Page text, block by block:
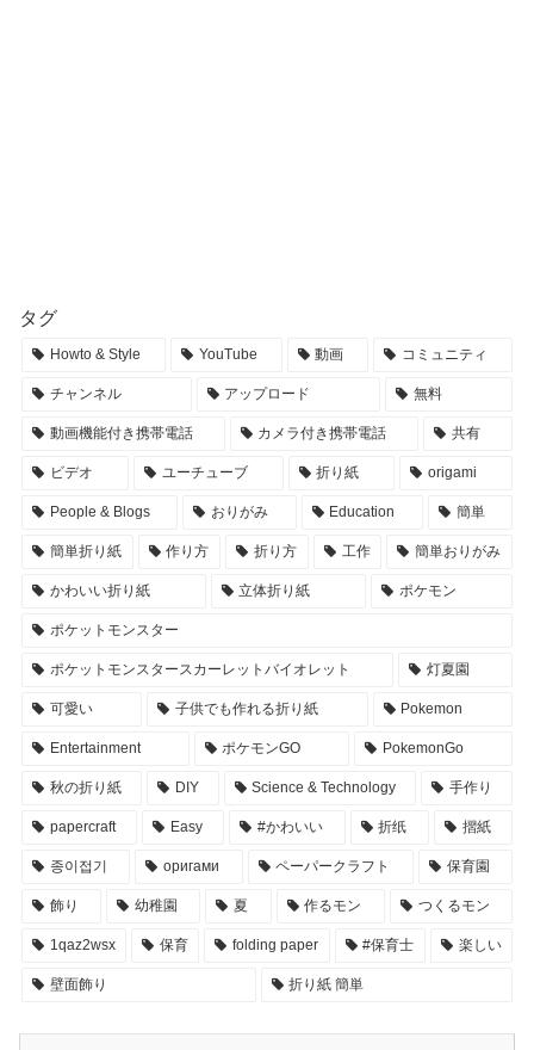
タグ
Howto & Style YouTube 動画 コミュニティ
チャンネル アップロード 無料
動画機能付き携帯電話 カメラ付き携帯電話 共有
ビデオ ユーチューブ 折り紙 origami
People & Blogs おりがみ Education 簡単
簡単折り紙 作り方 折り方 工作 簡単おりがみ
かわいい折り紙 立体折り紙 ポケモン
ポケットモンスター
ポケットモンスタースカーレットバイオレット 灯夏園
可愛い 子供でも作れる折り紙 Pokemon
Entertainment ポケモンGO PokemonGo
秋の折り紙 DIY Science & Technology 手作り
papercraft Easy #かわいい 折纸 摺紙
종이접기 оригами ペーパークラフト 保育園
飾り 幼稚園 夏 作るモン つくるモン
1qaz2wsx 保育 folding paper #保育士 楽しい
壁面飾り 折り紙 簡単